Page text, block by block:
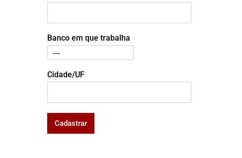
Banco em que trabalha
Cidade/UF
Cadastrar